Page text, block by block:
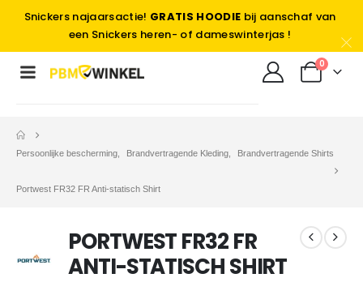
Snickers najaarsactie! GRATIS HOODIE bij aanschaf van
een Snickers heren- of dameswinterjas !
0
Persoonlijke bescherming Brandvertragende Kleding Brandvertragende Shirts
Portwest FR32 FR Anti-statisch Shirt
PORTWEST FR32 FR
ANTI-STATISCH SHIRT